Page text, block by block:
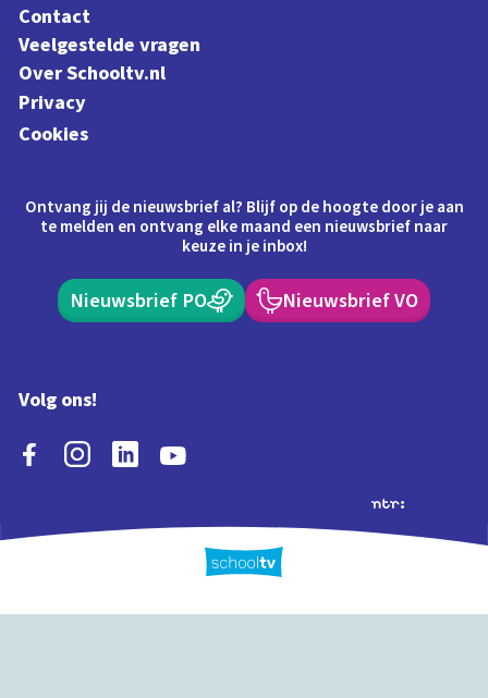
Contact
Veelgestelde vragen
Over Schooltv.nl
Privacy
Cookies
Ontvang jij de nieuwsbrief al? Blijf op de hoogte door je aan
te melden en ontvang elke maand een nieuwsbrief naar
keuze in je inbox!
Nieuwsbrief PO Nieuwsbrief VO
Volg ons!